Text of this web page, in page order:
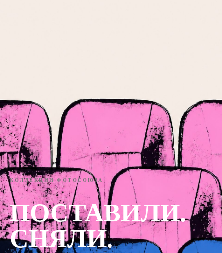
КОЛЛЕКЦИИ ФОТОСОЮЗА
ПОСТАВИЛИ.
СНЯЛИ.